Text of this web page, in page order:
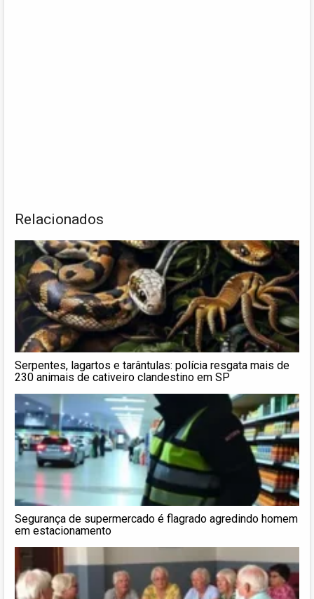
Relacionados
Serpentes, lagartos e tarântulas: polícia resgata mais de
230 animais de cativeiro clandestino em SP
Segurança de supermercado é flagrado agredindo homem
em estacionamento